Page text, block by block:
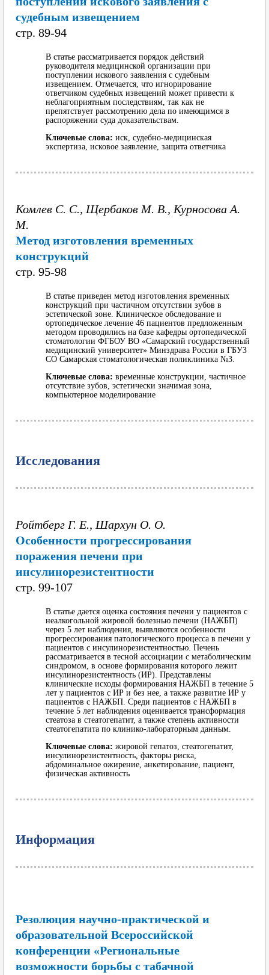
судебным извещением
cтр. 89-94
В статье рассматривается порядок действий
руководителя медицинской организации при
поступлении искового заявления с судебным
извещением. Отмечается, что игнорирование
ответчиком судебных извещений может привести к
неблагоприятным последствиям, так как не
препятствует рассмотрению дела по имеющимся в
распоряжении суда доказательствам.
Ключевые слова: иск, судебно-медицинская
экспертиза, исковое заявление, защита ответчика
Комлев С. С., Щербаков М. В., Курносова А.
М.
Метод изготовления временных
конструкций
cтр. 95-98
В статье приведен метод изготовления временных
конструкций при частичном отсутствии зубов в
эстетической зоне. Клиническое обследование и
ортопедическое лечение 46 пациентов предложенным
методом проводились на базе кафедры ортопедической
стоматологии ФГБОУ ВО «Самарский государственный
медицинский университет» Минздрава России в ГБУЗ
СО Самарская стоматологическая поликлиника №3.
Ключевые слова: временные конструкции, частичное
отсутствие зубов, эстетически значимая зона,
компьютерное моделирование
Исследования
Ройтберг Г. Е., Шархун О. О.
Особенности прогрессирования
поражения печени при
инсулинорезистентности
cтр. 99-107
В статье дается оценка состояния печени у пациентов с
неалкогольной жировой болезнью печени (НАЖБП)
через 5 лет наблюдения, выявляются особенности
прогрессирования патологического процесса в печени у
пациентов с инсулинорезистентностью. Печень
рассматривается в тесной ассоциации с метаболическим
синдромом, в основе формирования которого лежит
инсулинорезистентность (ИР). Представлены
клинические исходы формирования НАЖБП в течение 5
лет у пациентов с ИР и без нее, а также развитие ИР у
пациентов с НАЖБП. Среди пациентов с НАЖБП в
течение 5 лет наблюдения оценивается трансформация
стеатоза в стеатогепатит, а также степень активности
стеатогепатита по клинико-лабораторным данным.
Ключевые слова: жировой гепатоз, стеатогепатит,
инсулинорезистентность, факторы риска,
абдоминальное ожирение, анкетирование, пациент,
физическая активность
Информация
Резолюция научно-практической и
образовательной Всероссийской
конференции «Региональные
возможности борьбы с табачной